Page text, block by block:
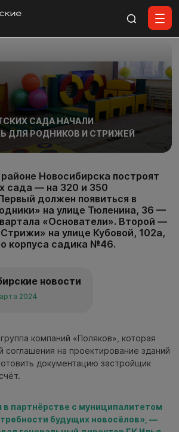
САДА НАЧАЛИ
ДЛЯ РОДНИКОВ И СТРИЖЕЙ
Новосибирска построят
сада — на 320 и 350
должен появиться в
на улице Тюленина, 36 —
«Основатели». Второй —
на улице Кубовой, 102а,
корпуса садика №46.
новости
2024
компаний «Поляков», которая
соглашения на проектирование зданий
документацию застройщик
партнёрстве с муниципалитетом
будущих новосёлов», —